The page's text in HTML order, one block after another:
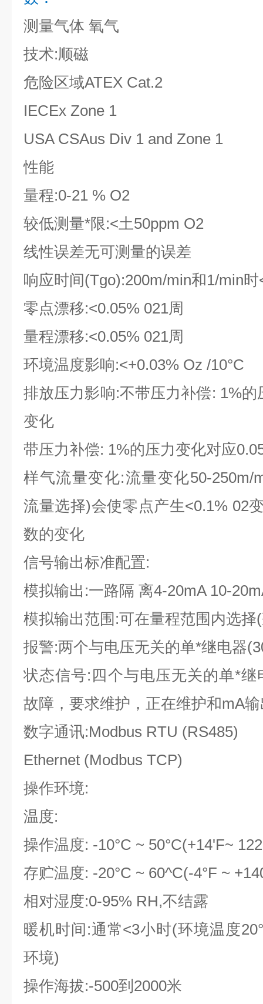
测量气体 氧气
技术:顺磁
危险区域ATEX Cat.2
IECEx Zone 1
USA CSAus Div 1 and Zone 1
性能
量程:0-21 % O2
较低测量*限:<土50ppm O2
线性误差无可测量的误差
响应时间(Tgo):200m/min和1/min时
零点漂移:<0.05% 021周
量程漂移:<0.05% 021周
环境温度影响:<+0.03% Oz /10°C
排放压力影响:不带压力补偿: 1%
变化
带压力补偿: 1%的压力变化对应
样气流量变化:流量变化50-250m/
流量选择)会使零点产生<0.1% 02
数的变化
信号输出标准配置:
模拟输出:一路隔 离4-20mA 10-
模拟输出范围:可在量程范围内选择
报警:两个与电压无关的单*继电器
状态信号:四个与电压无关的单*继
故障，要求维护，正在维护和mA
数字通讯:Modbus RTU (RS485)
Ethernet (Modbus TCP)
操作环境:
温度:
操作温度: -10°C ~ 50°C(+14'F~
存贮温度: -20°C ~ 60^C(-4°F ~
相对湿度:0-95% RH,不结露
暖机时间:通常<3小时(环境温度
环境)
操作海拔:-500到2000米